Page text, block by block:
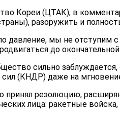
Кореи (ЦТАК), в
разоружить и
мы не отступим
до
сильно
сил (КНДР) даже на
принял резолюцию,
лица: ракетные